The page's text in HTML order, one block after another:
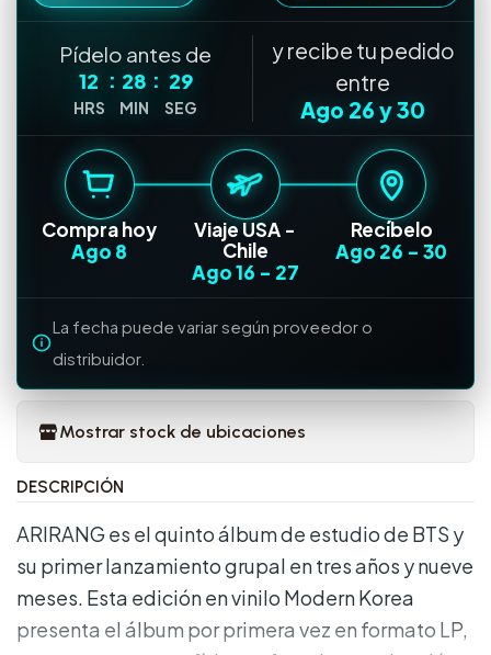
Pídelo antes de
12
HRS
: 28
MIN
: 29
SEG
y recibe tu pedido
entre
Ago 26 y30
Compra hoy
Ago 8
Viaje USA -
Chile
Ago 16 - 27
Recíbelo
Ago 26 -30
La fecha puede variar según proveedor o
distribuidor.
Mostrar stock de ubicaciones
DESCRIPCIÓN
ARIRANG es el quinto álbum de estudio de BTS y
su primer lanzamiento grupal en tres años y nueve
meses. Esta edición en vinilo Modern Korea
presenta el álbum por primera vez en formato LP,